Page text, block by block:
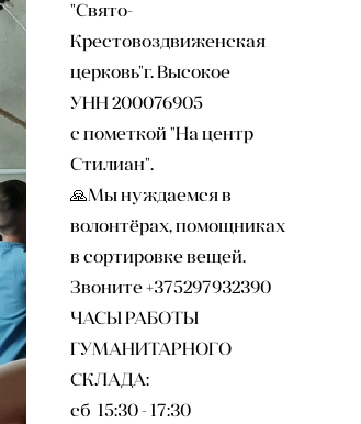
"Свято-
Крестовоздвиженская
церковь"г. Высокое
УНН 200076905
с пометкой "На центр
Стилиан".
🙏Мы нуждаемся в
волонтёрах, помощниках
в сортировке вещей.
Звоните +375297932390
ЧАСЫ РАБОТЫ
ГУМАНИТАРНОГО
СКЛАДА:
сб 15:30 - 17:30